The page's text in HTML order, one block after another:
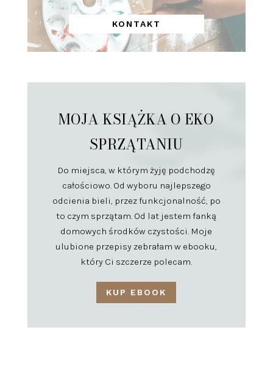
KONTAKT
MOJA KSIĄŻKA O EKO
SPRZĄTANIU
Do miejsca, w którym żyję podchodzę
całościowo. Od wyboru najlepszego
odcienia bieli, przez funkcjonalność, po
to czym sprzątam. Od lat jestem fanką
domowych środków czystości. Moje
ulubione przepisy zebrałam w ebooku,
który Ci szczerze polecam.
KUP EBOOK